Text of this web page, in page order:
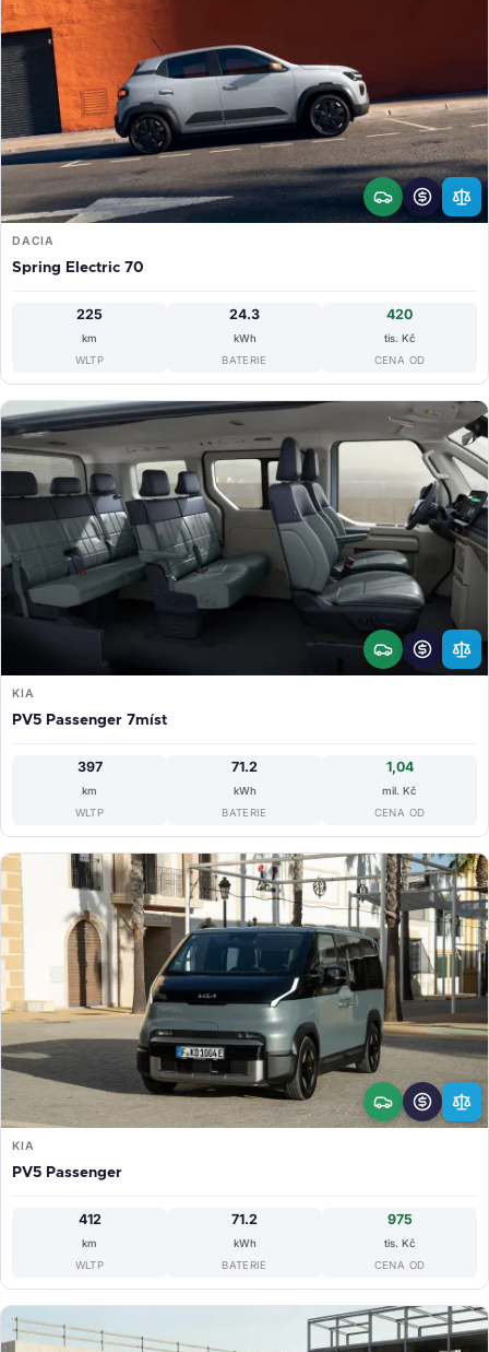
DACIA
Spring Electric 70
225
km
WLTP
24.3
kWh
BATERIE
420
tis. Kč
CENA OD
KIA
PV5 Passenger 7míst
397
km
WLTP
71.2
kWh
BATERIE
1,04
mil. Kč
CENA OD
KIA
PV5 Passenger
412
km
WLTP
71.2
kWh
BATERIE
975
tis. Kč
CENA OD